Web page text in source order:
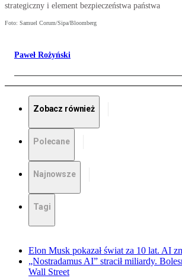
strategiczny i element bezpieczeństwa państwa
Foto: Samuel Corum/Sipa/Bloomberg
Paweł Rożyński
Zobacz również
Polecane
Najnowsze
Tagi
Elon Musk pokazał świat za 10 lat. AI
„Nostradamus AI” stracił miliardy.
Wall Street